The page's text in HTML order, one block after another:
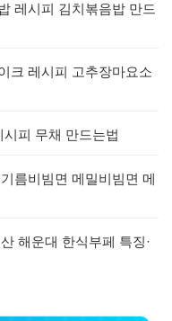
레시피 김치볶음밥 만드
크 레시피 고추장마요소
피 무채 만드는법
름비빔면 메밀비빔면 메
해운대 한식부페 특징·